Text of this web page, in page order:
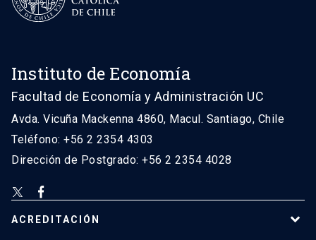
Instituto de Economía
Facultad de Economía y Administración UC
Avda. Vicuña Mackenna 4860, Macul. Santiago, Chile
Teléfono: +56 2 2354 4303
Dirección de Postgrado: +56 2 2354 4028
ACREDITACIÓN